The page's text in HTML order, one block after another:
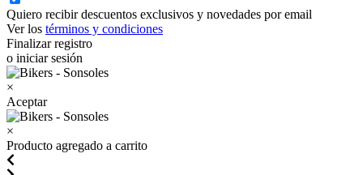
Quiero recibir descuentos exclusivos y novedades por email
Ver los términos y condiciones
Finalizar registro
o iniciar sesión
×
Aceptar
×
Producto agregado a carrito